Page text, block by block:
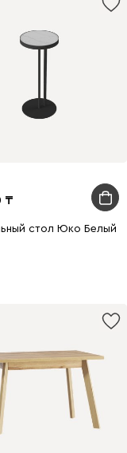
Дуб Золотистый/
стол Юко Белый